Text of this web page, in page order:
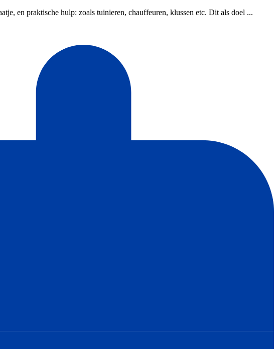
en praktische hulp: zoals tuinieren, chauffeuren, klussen etc. Dit als doel ...